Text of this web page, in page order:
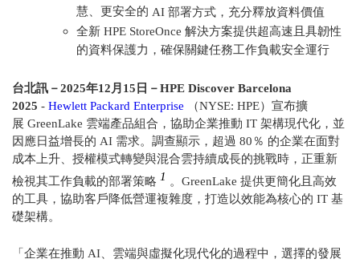
慧、更安全的 AI 部署方式，充分釋放資料價值
全新 HPE StoreOnce 解決方案提供超高速且具韌性
的資料保護力，確保關鍵任務工作負載安全運行
台北訊－2025年12 月 15 日－HPE Discover Barcelona
2025 - Hewlett Packard Enterprise （NYSE: HPE）宣布擴
展 GreenLake 雲端產品組合，協助企業推動 IT 架構現代化，並
因應日益增長的 AI 需求。 調查顯示，超過 80％ 的企業在面對
成本上升、授權模式轉變與混合雲持續成長的挑戰時，正重新
檢視其工作負載的部署策略 1 。GreenLake 提供更簡化且高效
的工具，協助客戶降低營運複雜度，打造以效能為核心的 IT 基
礎架構。
「企業在推動 AI、雲端與虛擬化現代化的過程中，選擇的發展